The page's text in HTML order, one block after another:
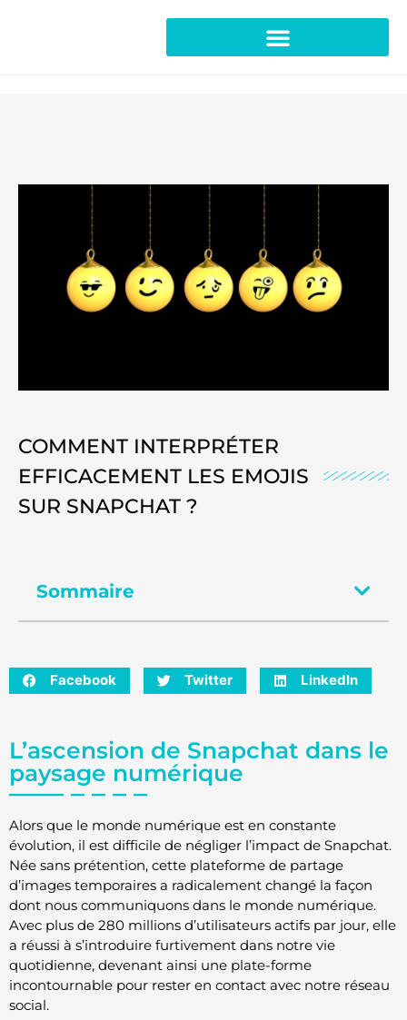
COMMENT INTERPRÉTER
EFFICACEMENT LES EMOJIS
SUR SNAPCHAT ?
Sommaire
Facebook Twitter LinkedIn
L’ascension de Snapchat dans le
paysage numérique
Alors que le monde numérique est en constante
évolution, il est difficile de négliger l’impact de Snapchat.
Née sans prétention, cette plateforme de partage
d’images temporaires a radicalement changé la façon
dont nous communiquons dans le monde numérique.
Avec plus de 280 millions d’utilisateurs actifs par jour, elle
a réussi à s’introduire furtivement dans notre vie
quotidienne, devenant ainsi une plate-forme
incontournable pour rester en contact avec notre réseau
social.